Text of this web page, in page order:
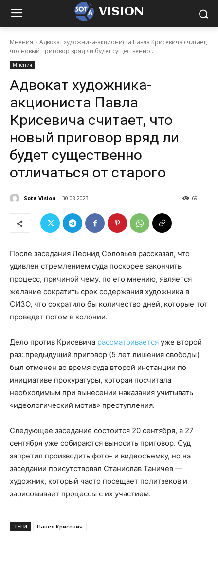
VISION
Мнения
Адвокат художника-акциониста Павла Крисевича считает,
что новый приговор вряд ли будет существенно...
Мнения
Адвокат художника-
акциониста Павла
Крисевича считает, что
новый приговор вряд ли
будет существенно
отличаться от старого
Sota Vision 30.08.2023 69
После заседания Леонид Соловьев рассказал, что
удивлен стремлением суда поскорее закончить
процесс, причиной чему, по его мнению, является
желание сократить срок содержания художника в
СИЗО, что сократило бы количество дней, которые тот
проведет потом в колонии.
Дело против Крисевича рассматривается уже второй
раз: предыдущий приговор (5 лет лишения свободы)
был отменен во время суда второй инстанции по
инициативе прокуратуры, которая посчитала
необходимым при вынесении наказания учитывать
«идеологический мотив» преступления.
Следующее заседание состоится 20 сентября, а 27
сентября уже собираются выносить приговор. Суд
запретил производить фото- и видеосъемку, но на
заседании присутствовал Станислав Таничев —
художник, который часто посещает политзеков и
зарисовывает процессы с их участием.
ТЕГИ Павел Крисевич